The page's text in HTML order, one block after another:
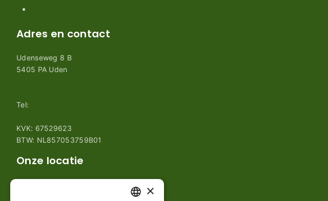
Adres en contact
Udenseweg 8 B
5405 PA Uden
Tel:
KVK: 67529623
BTW: NL857053759B01
Onze locatie
×